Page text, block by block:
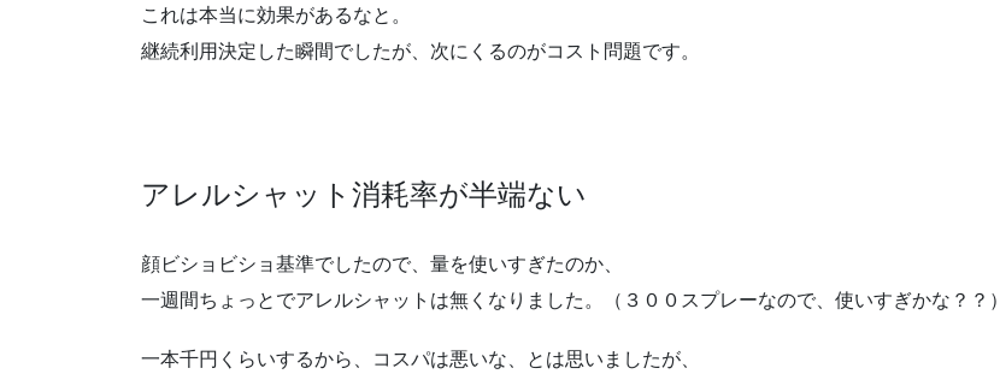
これは本当に効果があるなと。
継続利用決定した瞬間でしたが、次にくるのがコスト問題です。
アレルシャット消耗率が半端ない
顔ビショビショ基準でしたので、量を使いすぎたのか、
一週間ちょっとでアレルシャットは無くなりました。（３００スプレーなので、使いすぎかな？？）
一本千円くらいするから、コスパは悪いな、とは思いましたが、